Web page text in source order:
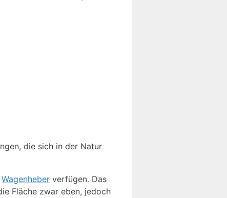
die sich in der Natur
Wagenheber verfügen. Das
Fläche zwar eben, jedoch